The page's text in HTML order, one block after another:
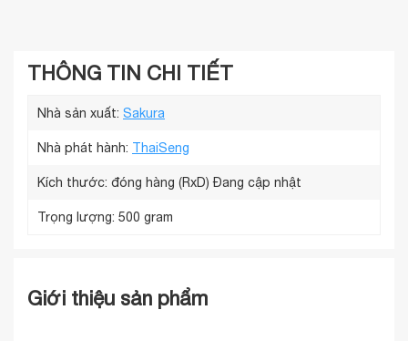
THÔNG TIN CHI TIẾT
Nhà sản xuất: Sakura
Nhà phát hành: ThaiSeng
Kích thước: đóng hàng (RxD)Đang cập nhật
Trọng lượng: 500 gram
Giới thiệu sản phẩm